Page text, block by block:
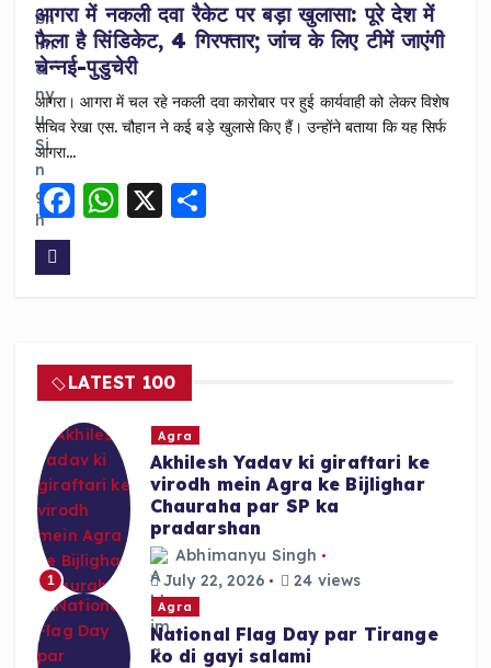
आगरा में नकली दवा रैकेट पर बड़ा खुलासा: पूरे देश में
फैला है सिंडिकेट, 4 गिरफ्तार; जांच के लिए टीमें जाएंगी
चेन्नई-पुडुचेरी
आगरा। आगरा में चल रहे नकली दवा कारोबार पर हुई कार्यवाही को लेकर विशेष
सचिव रेखा एस. चौहान ने कई बड़े खुलासे किए हैं। उन्होंने बताया कि यह सिर्फ
आगरा…
F
o
o
k
W
p
p
X S
LATEST 100
1
Agra
Akhilesh Yadav ki giraftari ke
virodh mein Agra ke Bijlighar
Chauraha par SP ka
pradarshan
Abhimanyu Singh
July 22, 2026
24 views
Agra
National Flag Day par Tirange
ko di gayi salami